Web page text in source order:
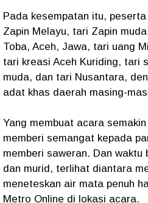
Pada kesempatan itu,
Zapin Melayu, tari Zapin
Toba, Aceh, Jawa, tari uang
tari kreasi Aceh Kuriding, tari
muda, dan tari Nusantara,
adat khas daerah masing-
Yang membuat acara
memberi semangat kepada
memberi saweran. Dan waktu
dan murid, terlihat diantara
meneteskan air mata penuh
Metro Online di lokasi acara.